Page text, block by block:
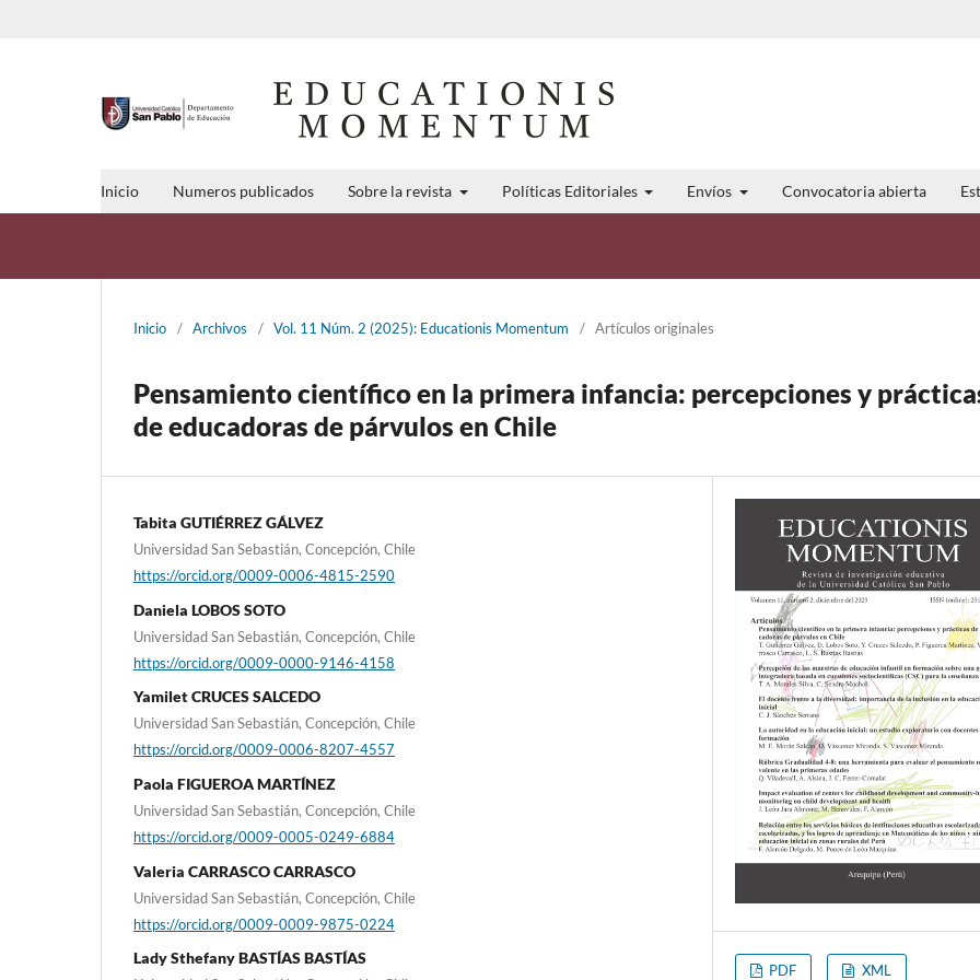
Inicio Numeros publicados Sobre la revista Políticas Editoriales Envíos Convocatoria abierta
Inicio / Archivos / Vol. 11 Núm. 2 (2025): Educationis Momentum / Artículos originales
Pensamiento científico en la primera infancia: percepciones y
de educadoras de párvulos en Chile
Tabita GUTIÉRREZ GÁLVEZ
Universidad San Sebastián, Concepción, Chile
https://orcid.org/0009-0006-4815-2590
Daniela LOBOS SOTO
Universidad San Sebastián, Concepción, Chile
https://orcid.org/0009-0000-9146-4158
Yamilet CRUCES SALCEDO
Universidad San Sebastián, Concepción, Chile
https://orcid.org/0009-0006-8207-4557
Paola FIGUEROA MARTÍNEZ
Universidad San Sebastián, Concepción, Chile
https://orcid.org/0009-0005-0249-6884
Valeria CARRASCO CARRASCO
Universidad San Sebastián, Concepción, Chile
https://orcid.org/0009-0009-9875-0224
Lady Sthefany BASTÍAS BASTÍAS
PDF XML